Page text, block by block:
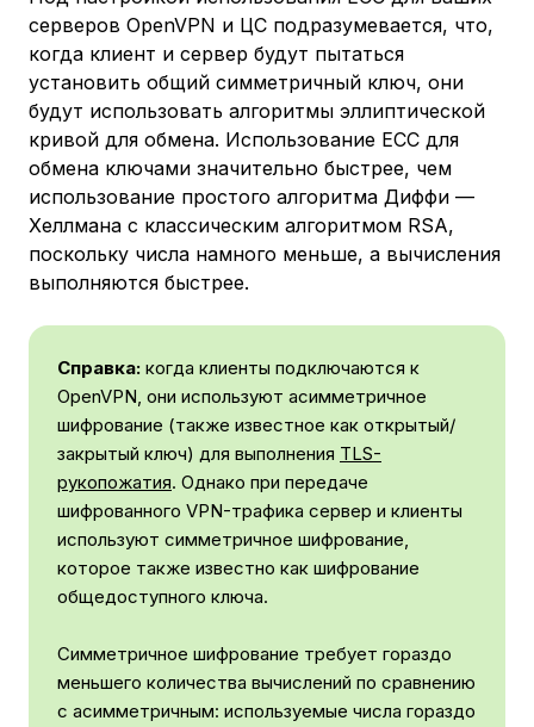
серверов OpenVPN и ЦС подразумевается, что,
когда клиент и сервер будут пытаться
установить общий симметричный ключ, они
будут использовать алгоритмы эллиптической
кривой для обмена. Использование ECC для
обмена ключами значительно быстрее, чем
использование простого алгоритма Диффи —
Хеллмана с классическим алгоритмом RSA,
поскольку числа намного меньше, а вычисления
выполняются быстрее.
Справка: когда клиенты подключаются к
OpenVPN, они используют асимметричное
шифрование (также известное как открытый/
закрытый ключ) для выполнения TLS-
рукопожатия. Однако при передаче
шифрованного VPN-трафика сервер и клиенты
используют симметричное шифрование,
которое также известно как шифрование
общедоступного ключа.
Симметричное шифрование требует гораздо
меньшего количества вычислений по сравнению
с асимметричным: используемые числа гораздо